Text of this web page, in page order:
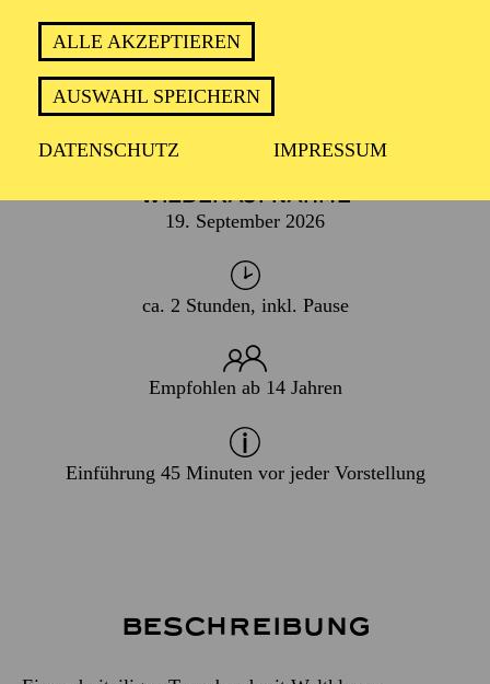
ALLE AKZEPTIEREN
AUSWAHL SPEICHERN
DATENSCHUTZ IMPRESSUM
MENSCHLICHER BEZIEHUNGEN
PREMIERE
18. April 2026
WIEDERAUFNAHME
19. September 2026
ca. 2 Stunden, inkl. Pause
Empfohlen ab 14 Jahren
Einführung 45 Minuten vor jeder Vorstellung
Beschreibung